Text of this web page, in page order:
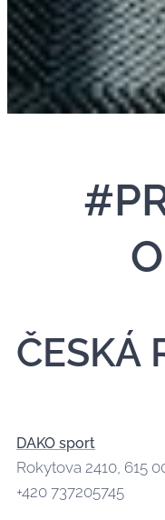
ČESKÁ
DAKO sport
Rokytova 2410, 615
+420 737205745